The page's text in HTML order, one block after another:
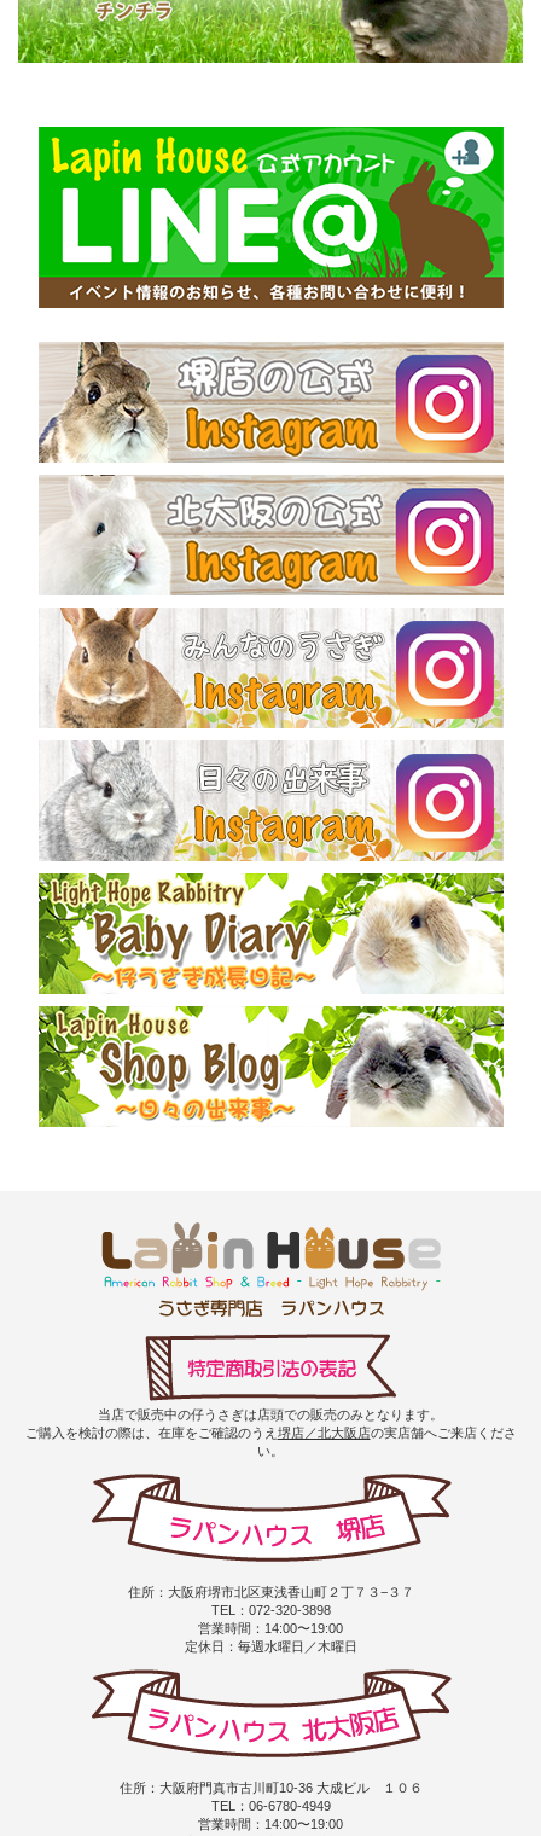
当店で販売中の仔うさぎは店頭での販売のみとなります。
ご購入を検討の際は、在庫をご確認のうえ 堺店／北大阪店の実店舗へご来店くださ
い。
住所：大阪府堺市北区東浅香山町２丁７３−３７
TEL：072-320-3898
営業時間：14:00〜19:00
定休日：毎週水曜日／木曜日
住所：大阪府門真市古川町10-36 大成ビル １０６
TEL：06-6780-4949
営業時間：14:00〜19:00